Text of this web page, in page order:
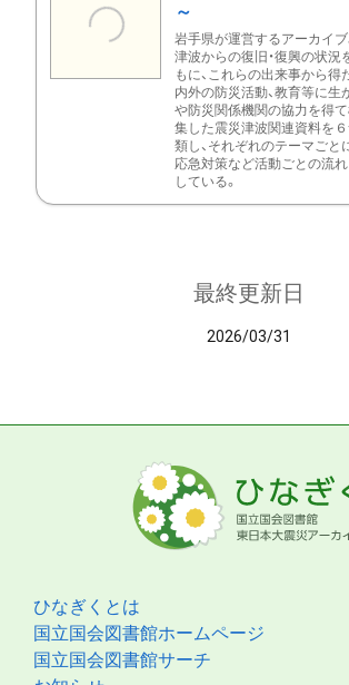
～
岩手県が運営するアーカイブ
津波からの復旧・復興の状況
もに、これらの出来事から得
内外の防災活動、教育等に生
や防災関係機関の協力を得
集した震災津波関連資料を
類し、それぞれのテーマごと
応急対策など活動ごとの流
している。
最終更新日
2026/03/31
ひなぎくとは
国立国会図書館ホームページ
国立国会図書館サーチ